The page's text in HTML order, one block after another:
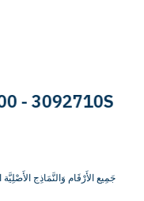
-
جَمِيع الأَرْقَام وَالنَّمَاذِج